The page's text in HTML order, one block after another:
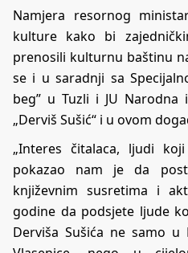
Namjera resornog
kulture kako bi
prenosili kulturnu baštinu
se i u saradnji sa
beg” u Tuzli i JU
„Derviš Sušić“ i u ovom
„Interes čitalaca, ljudi
pokazao nam je da
književnim susretima i
godine da podsjete ljude
Derviša Sušića ne samo